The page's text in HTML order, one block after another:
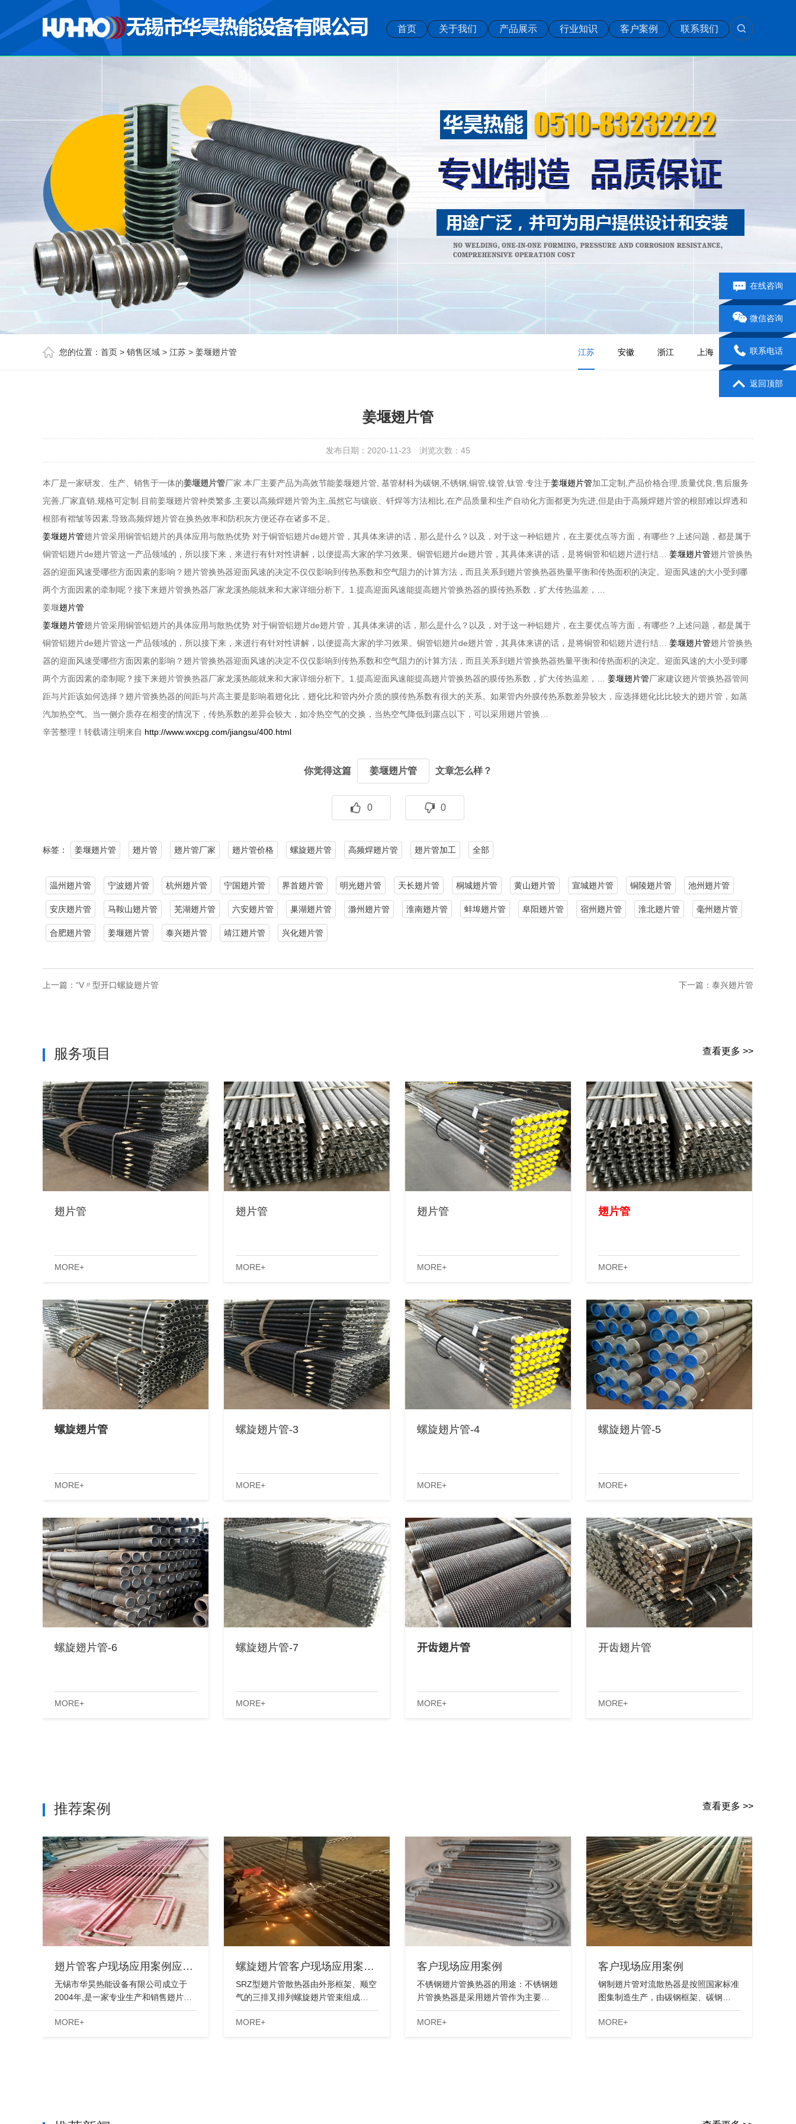
首页 关于我们 产品展示 行业知识 客户案例 联系我们
您的位置： 首页 > 销售区域 > 江苏 > 姜堰翅片管 江苏 安徽 浙江 上海 山东
姜堰翅片管
发布日期：2020-11-23 浏览次数： 45
本厂是一家研发、生产、销售于一体的姜堰翅片管厂家.本厂主要产品为高效节能姜堰翅片管, 基管材枓为碳钢,不锈钢,铜管,镍管,钛管.专注于姜堰翅片管加工定制,产品价格合理,质量优良,售后服务
完善,厂家直销,规格可定制.目前姜堰翅片管种类繁多,主要以高频焊翅片管为主,虽然它与镶嵌、钎焊等方法相比,在产品质量和生产自动化方面都更为先进,但是由于高频焊翅片管的根部难以焊透和
根部有褶皱等因素,导致高频焊翅片管在换热效率和防积灰方便还存在诸多不足。
姜堰翅片管翅片管采用铜管铝翅片的具体应用与散热优势 对于铜管铝翅片de翅片管，其具体来讲的话，那么是什么？以及，对于这一种铝翅片，在主要优点等方面，有哪些？上述问题，都是属于
铜管铝翅片de翅片管这一产品领域的，所以接下来，来进行有针对性讲解，以便提高大家的学习效果。铜管铝翅片de翅片管，其具体来讲的话，是将铜管和铝翅片进行结… 姜堰翅片管翅片管换热
器的迎面风速受哪些方面因素的影响？翅片管换热器迎面风速的决定不仅仅影响到传热系数和空气阻力的计算方法，而且关系到翅片管换热器热量平衡和传热面积的决定。迎面风速的大小受到哪
两个方面因素的牵制呢？接下来翅片管换热器厂家龙溪热能就来和大家详细分析下。1.提高迎面风速能提高翅片管换热器的膜传热系数，扩大传热温差，…
姜堰翅片管
姜堰翅片管翅片管采用铜管铝翅片的具体应用与散热优势 对于铜管铝翅片de翅片管，其具体来讲的话，那么是什么？以及，对于这一种铝翅片，在主要优点等方面，有哪些？上述问题，都是属于
铜管铝翅片de翅片管这一产品领域的，所以接下来，来进行有针对性讲解，以便提高大家的学习效果。铜管铝翅片de翅片管，其具体来讲的话，是将铜管和铝翅片进行结… 姜堰翅片管翅片管换热
器的迎面风速受哪些方面因素的影响？翅片管换热器迎面风速的决定不仅仅影响到传热系数和空气阻力的计算方法，而且关系到翅片管换热器热量平衡和传热面积的决定。迎面风速的大小受到哪
两个方面因素的牵制呢？接下来翅片管换热器厂家龙溪热能就来和大家详细分析下。1.提高迎面风速能提高翅片管换热器的膜传热系数，扩大传热温差，… 姜堰翅片管厂家建议翅片管换热器管间
距与片距该如何选择？翅片管换热器的间距与片高主要是影响着翅化比，翅化比和管内外介质的膜传热系数有很大的关系。如果管内外膜传热系数差异较大，应选择翅化比比较大的翅片管，如蒸
汽加热空气。当一侧介质存在相变的情况下，传热系数的差异会较大，如冷热空气的交换，当热空气降低到露点以下，可以采用翅片管换…
辛苦整理！转载请注明来自 http://www.wxcpg.com/jiangsu/400.html
你觉得这篇 姜堰翅片管 文章怎么样？
0 0
标签： 姜堰翅片管 翅片管 翅片管厂家 翅片管价格 螺旋翅片管 高频焊翅片管 翅片管加工 全部
温州翅片管 宁波翅片管 杭州翅片管 宁国翅片管 界首翅片管 明光翅片管 天长翅片管 桐城翅片管 黄山翅片管 宣城翅片管 铜陵翅片管 池州翅片管
安庆翅片管 马鞍山翅片管 芜湖翅片管 六安翅片管 巢湖翅片管 滁州翅片管 淮南翅片管 蚌埠翅片管 阜阳翅片管 宿州翅片管 淮北翅片管 毫州翅片管
合肥翅片管 姜堰翅片管 泰兴翅片管 靖江翅片管 兴化翅片管
上一篇： “V〃型开口螺旋翅片管 下一篇： 泰兴翅片管
查看更多 >>
服务项目
翅片管
MORE+
翅片管
MORE+
翅片管
MORE+
翅片管
MORE+
螺旋翅片管
MORE+
螺旋翅片管-3
MORE+
螺旋翅片管-4
MORE+
螺旋翅片管-5
MORE+
螺旋翅片管-6
MORE+
螺旋翅片管-7
MORE+
开齿翅片管
MORE+
开齿翅片管
MORE+
查看更多 >>
推荐案例
翅片管客户现场应用案例应…
无锡市华昊热能设备有限公司成立于
2004年,是一家专业生产和销售翅片…
MORE+
螺旋翅片管客户现场应用案…
SRZ型翅片管散热器由外形框架、顺空
气的三排叉排列螺旋翅片管束组成…
MORE+
客户现场应用案例
不锈钢翅片管换热器的用途：不锈钢翅
片管换热器是采用翅片管作为主要…
MORE+
客户现场应用案例
钢制翅片管对流散热器是按照国家标准
图集制造生产，由碳钢框架、碳钢…
MORE+
在线咨询
微信咨询
联系电话
返回顶部